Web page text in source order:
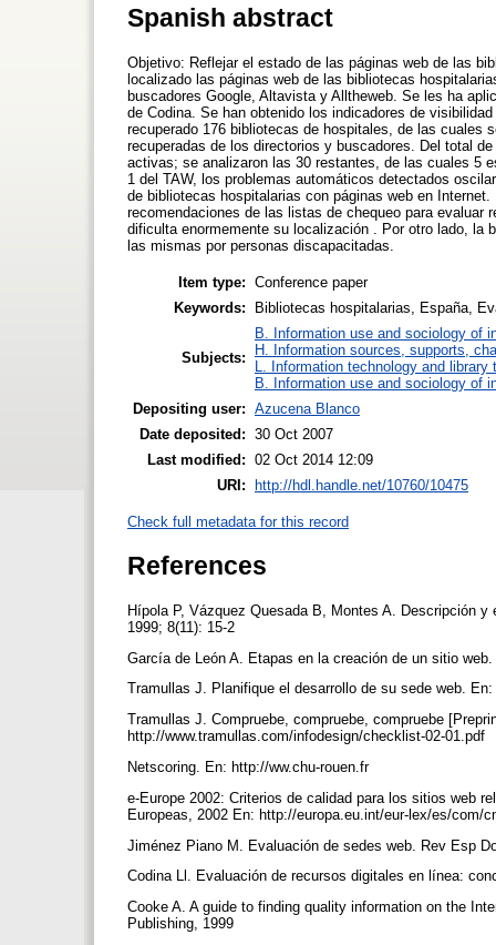
Spanish abstract
Objetivo: Reflejar el estado de las páginas web de las
localizado las páginas web de las bibliotecas
buscadores Google, Altavista y Alltheweb. Se les ha
de Codina. Se han obtenido los indicadores de
recuperado 176 bibliotecas de hospitales, de las cuales
recuperadas de los directorios y buscadores. Del total
activas; se analizaron las 30 restantes, de las cuales 5
1 del TAW, los problemas automáticos detectados
de bibliotecas hospitalarias con páginas web en
recomendaciones de las listas de chequeo para
dificulta enormemente su localización . Por otro lado, la
las mismas por personas discapacitadas.
Item type: Conference paper
Keywords:
Bibliotecas hospitalarias, España,
Subjects:
B. Information use and sociology of
H. Information sources, supports,
L. Information technology and library
B. Information use and sociology of
Depositing user: Azucena Blanco
Date deposited: 30 Oct 2007
Last modified: 02 Oct 2014 12:09
URI:
http://hdl.handle.net/10760/10475
Check full metadata for this record
References
Hípola P, Vázquez Quesada B, Montes A. Descripción
1999; 8(11): 15-2
García de León A. Etapas en la creación de un sitio
Tramullas J. Planifique el desarrollo de su sede web.
Tramullas J. Compruebe, compruebe, compruebe
http://www.tramullas.com/infodesign/checklist-02-01.pdf
Netscoring. En: http://ww.chu-rouen.fr
e-Europe 2002: Criterios de calidad para los sitios web
Europeas, 2002 En: http://europa.eu.int/eur-lex/es/com/
Jiménez Piano M. Evaluación de sedes web. Rev Esp
Codina Ll. Evaluación de recursos digitales en línea:
Cooke A. A guide to finding quality information on the
Publishing, 1999